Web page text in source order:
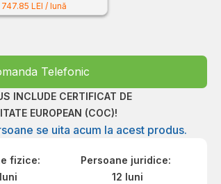
LEI / lună
Telefonic
INCLUDE CERTIFICAT DE
EUROPEAN (COC)!
se uita acum la acest produs.
fizice:
Persoane juridice:
12 luni